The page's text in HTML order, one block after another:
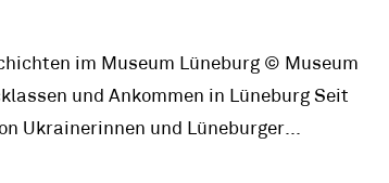
im Museum Lüneburg © Museum
und Ankommen in Lüneburg Seit
Ukrainerinnen und Lüneburger...